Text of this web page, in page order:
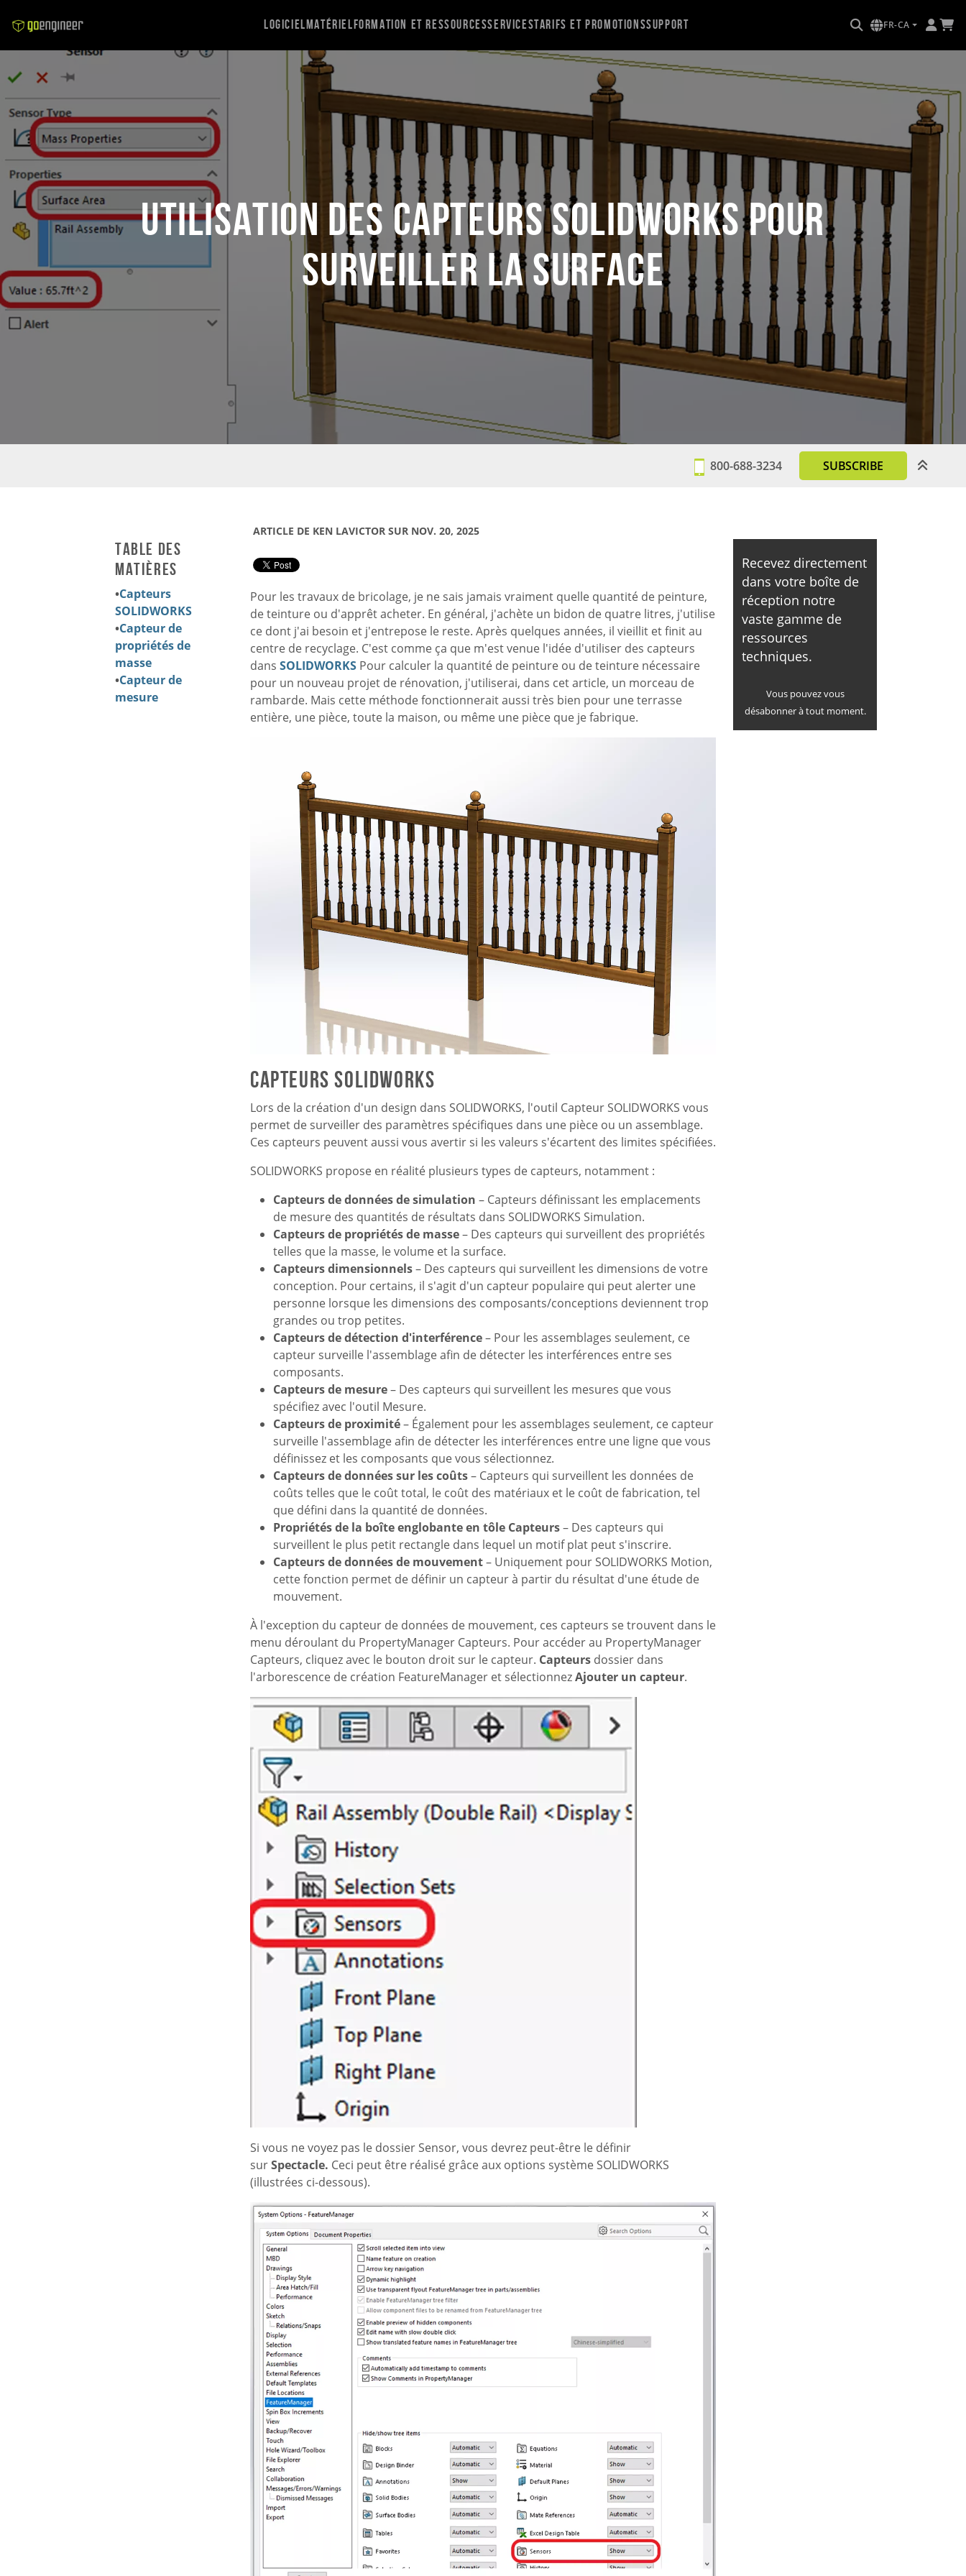
LogicielMatérielFormation et ressourcesServicesTarifs et promotionsSupport FR-CA
Utilisation des capteurs SOLIDWORKS pour
surveiller la surface
800-688-3234 SUBSCRIBE
Table des
matières
•Capteurs
SOLIDWORKS
•Capteur de
propriétés de
masse
•Capteur de
mesure
ARTICLE DE KEN LAVICTOR SUR NOV. 20, 2025
Pour les travaux de bricolage, je ne sais jamais vraiment quelle quantité de peinture,
de teinture ou d'apprêt acheter. En général, j'achète un bidon de quatre litres, j'utilise
ce dont j'ai besoin et j'entrepose le reste. Après quelques années, il vieillit et finit au
centre de recyclage. C'est comme ça que m'est venue l'idée d'utiliser des capteurs
dans SOLIDWORKS Pour calculer la quantité de peinture ou de teinture nécessaire
pour un nouveau projet de rénovation, j'utiliserai, dans cet article, un morceau de
rambarde. Mais cette méthode fonctionnerait aussi très bien pour une terrasse
entière, une pièce, toute la maison, ou même une pièce que je fabrique.
Capteurs SOLIDWORKS
Lors de la création d'un design dans SOLIDWORKS, l'outil Capteur SOLIDWORKS vous
permet de surveiller des paramètres spécifiques dans une pièce ou un assemblage.
Ces capteurs peuvent aussi vous avertir si les valeurs s'écartent des limites spécifiées.
SOLIDWORKS propose en réalité plusieurs types de capteurs, notamment :
Capteurs de données de simulation – Capteurs définissant les emplacements
de mesure des quantités de résultats dans SOLIDWORKS Simulation.
Capteurs de propriétés de masse– Des capteurs qui surveillent des propriétés
telles que la masse, le volume et la surface.
Capteurs dimensionnels– Des capteurs qui surveillent les dimensions de votre
conception. Pour certains, il s'agit d'un capteur populaire qui peut alerter une
personne lorsque les dimensions des composants/conceptions deviennent trop
grandes ou trop petites.
Capteurs de détection d'interférence– Pour les assemblages seulement, ce
capteur surveille l'assemblage afin de détecter les interférences entre ses
composants.
Capteurs de mesure– Des capteurs qui surveillent les mesures que vous
spécifiez avec l'outil Mesure.
Capteurs de proximité– Également pour les assemblages seulement, ce capteur
surveille l'assemblage afin de détecter les interférences entre une ligne que vous
définissez et les composants que vous sélectionnez.
Capteurs de données sur les coûts– Capteurs qui surveillent les données de
coûts telles que le coût total, le coût des matériaux et le coût de fabrication, tel
que défini dans la quantité de données.
Propriétés de la boîte englobante en tôle Capteurs– Des capteurs qui
surveillent le plus petit rectangle dans lequel un motif plat peut s'inscrire.
Capteurs de données de mouvement– Uniquement pour SOLIDWORKS Motion,
cette fonction permet de définir un capteur à partir du résultat d'une étude de
mouvement.
À l'exception du capteur de données de mouvement, ces capteurs se trouvent dans le
menu déroulant du PropertyManager Capteurs. Pour accéder au PropertyManager
Capteurs, cliquez avec le bouton droit sur le capteur. Capteurs dossier dans
l'arborescence de création FeatureManager et sélectionnezAjouter un capteur.
Si vous ne voyez pas le dossier Sensor, vous devrez peut-être le définir
surSpectacle. Ceci peut être réalisé grâce aux options système SOLIDWORKS
(illustrées ci-dessous).
Recevez directement
dans votre boîte de
réception notre
vaste gamme de
ressources
techniques.
Vous pouvez vous
désabonner à tout moment.